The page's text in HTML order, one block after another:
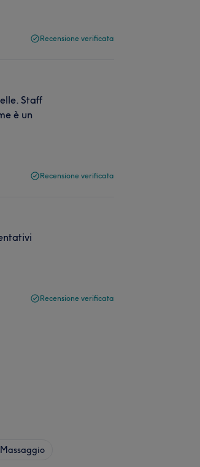
Recensione verificata
Staff
è un
Recensione verificata
Recensione verificata
Massaggio